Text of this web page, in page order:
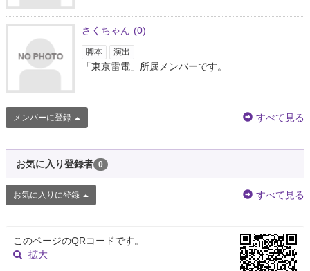
さくちゃん (0)
脚本 演出
「東京雷電」所属メンバーです。
メンバーに登録 すべて見る
お気に入り登録者 0
お気に入りに登録 すべて見る
このページのQRコードです。
拡大